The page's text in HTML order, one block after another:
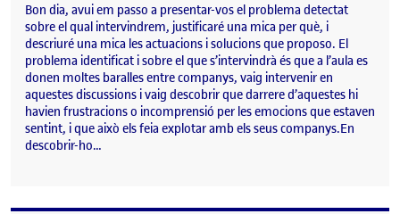
Bon dia, avui em passo a presentar-vos el problema detectat
sobre el qual intervindrem, justificaré una mica per què, i
descriuré una mica les actuacions i solucions que proposo. El
problema identificat i sobre el que s’intervindrà és que a l’aula es
donen moltes baralles entre companys, vaig intervenir en
aquestes discussions i vaig descobrir que darrere d’aquestes hi
havien frustracions o incomprensió per les emocions que estaven
sentint, i que això els feia explotar amb els seus companys.En
descobrir-ho…